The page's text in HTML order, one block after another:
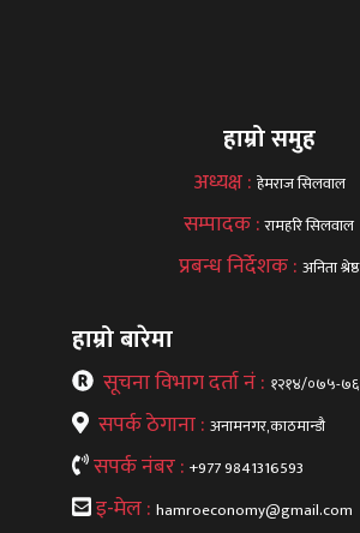
हाम्रो समुह
अध्यक्ष : हेमराज सिलवाल
सम्पादक :रामहरि सिलवाल
प्रबन्ध निर्देशक : अनिता श्रेष्ठ
हाम्रो बारेमा
सूचना विभाग दर्ता नं : १२१४/०७५-७६
सपर्क ठेगाना : अनामनगर,काठमान्डौ
सपर्क नंबर : +977 9841316593
इ-मेल : hamroeconomy@gmail.com